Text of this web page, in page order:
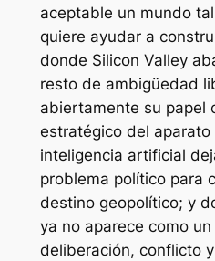
aceptable un mundo
quiere ayudar a
donde Silicon Valley
resto de ambigüedad
abiertamente su papel
estratégico del
inteligencia artificial
problema político para
destino geopolítico; y
ya no aparece como
deliberación, conflicto